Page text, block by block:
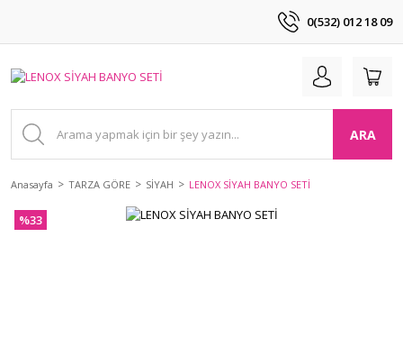
0(532) 012 18 09
ARA
Anasayfa TARZA GÖRE SİYAH LENOX SİYAH BANYO SETİ
%33